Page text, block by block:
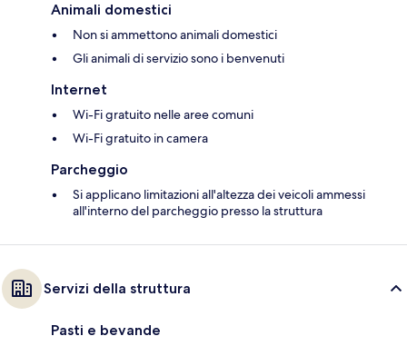
Animali domestici
Non si ammettono animali domestici
Gli animali di servizio sono i benvenuti
Internet
Wi-Fi gratuito nelle aree comuni
Wi-Fi gratuito in camera
Parcheggio
Si applicano limitazioni all'altezza dei veicoli ammessi
all'interno del parcheggio presso la struttura
Servizi della struttura
Pasti e bevande